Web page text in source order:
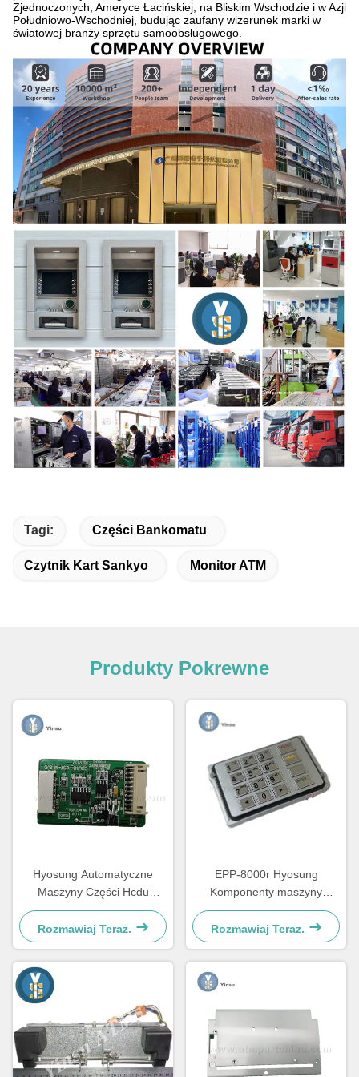
Zjednoczonych, Ameryce Łacińskiej, na Bliskim Wschodzie i w Azji
Południowo-Wschodniej, budując zaufany wizerunek marki w
światowej branży sprzętu samoobsługowego.
Tagi: Części Bankomatu
Czytnik Kart Sankyo Monitor ATM
Produkty Pokrewne
Hyosung Automatyczne
Maszyny Części Hcdu
Cassette Sensor Control
Board S7760000067
Rozmawiaj Teraz.
EPP-8000r Hyosung
Komponenty maszyny
bankomatu Klawiatura
Ceramic Version
7130110100
Rozmawiaj Teraz.